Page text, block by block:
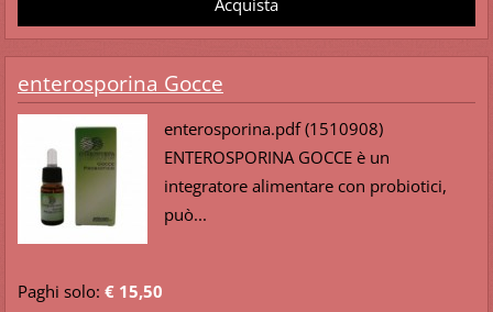
enterosporina Gocce
enterosporina.pdf (1510908)
ENTEROSPORINA GOCCE è un
integratore alimentare con probiotici,
può...
Paghi solo: € 15,50